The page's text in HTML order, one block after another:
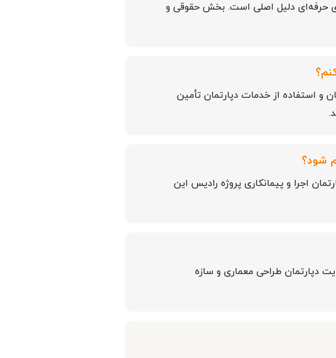
حرفه‌ای دلیل اصلی است. بخش حقوقی و
و استفاده از خدمات دپارتمان تأمین
شود؟
اجرا و پیمانکاری پروژه رادیس این
دپارتمان طراحی معماری و سازه